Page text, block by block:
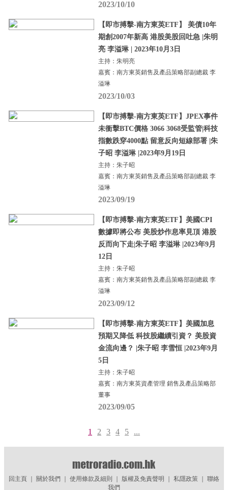
2023/10/10
【即市搏擊-南方東英ETF】 美債10年
期創2007年新高 港股美股回吐急 |朱明
亮 李溢琳 | 2023年10月3日
主持：朱明亮
嘉賓：南方東英銷售及產品策略部副總裁 李
溢琳
2023/10/03
【即市搏擊-南方東英ETF】JPEX事件
未衝擊BTC價格 3066 3068受監管|科技
指數跌穿4000點 留意反向短線部署 |朱
子昭 李溢琳 |2023年9月19日
主持：朱子昭
嘉賓：南方東英銷售及產品策略部副總裁 李
溢琳
2023/09/19
【即市搏擊-南方東英ETF】美國CPI
數據即將公布 美股炒作息率見頂 港股
反而向下走|朱子昭 李溢琳 |2023年9月
12日
主持：朱子昭
嘉賓：南方東英銷售及產品策略部副總裁 李
溢琳
2023/09/12
【即市搏擊-南方東英ETF】美國加息
預期又降低 科技股繼續引資？ 美股資
金流向邊？ |朱子昭 李雪恒 |2023年9月
5日
主持：朱子昭
嘉賓：南方東英資產管理 銷售及產品策略部
董事
2023/09/05
1 2 3 4 5 ...
回主頁｜ 關於我們 使用條款及細則 版權及免責聲明 私隱政策｜ 聯絡
我們